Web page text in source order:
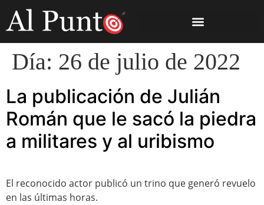
Día: 26 de julio de 2022
La publicación de Julián
Román que le sacó la piedra
a militares y al uribismo
El reconocido actor publicó un trino que generó revuelo
en las últimas horas.